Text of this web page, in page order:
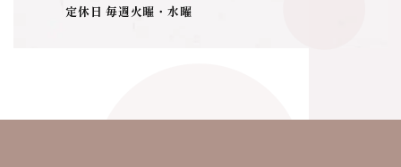
定休日 毎週火曜・水曜